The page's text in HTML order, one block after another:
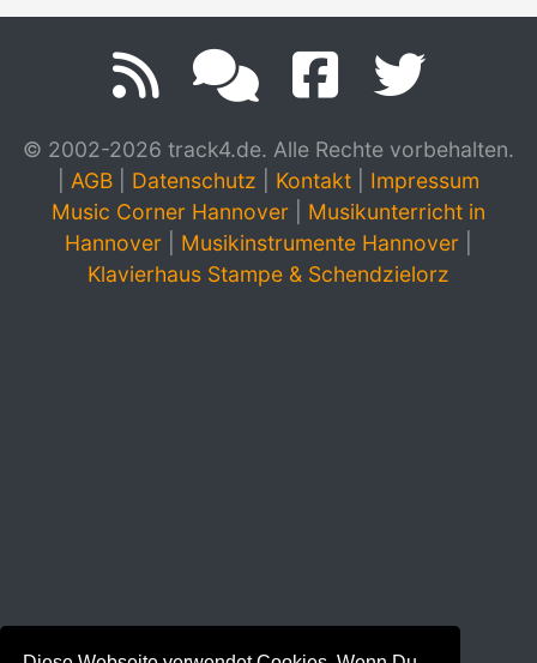
© 2002-2026 track4.de. Alle Rechte vorbehalten.
AGB Datenschutz Kontakt
Impressum
Music Corner Hannover
Musikunterricht in
Hannover
Musikinstrumente Hannover
Klavierhaus Stampe & Schendzielorz